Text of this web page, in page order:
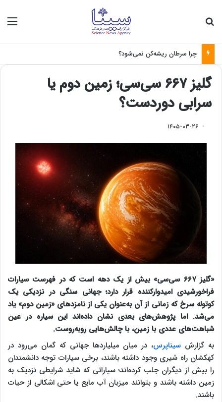
چرا سرطان ریشه‌کن نمی‌شود؟
گلیز ۶۶۷ سی‌سی؛ زمین دوم یا
سرابی دوردست؟
۱۴۰۵-۰۳-۲۶
«گلیز ۶۶۷ سی‌سی» بیش از یک دهه است که در فهرست سیارات
فراخورشیدی امیدوارکننده قرار دارد؛ جهانی سنگی در نزدیکی یک
کوتوله سرخ که زمانی از آن به‌عنوان یکی از نامزدهای «زمین دوم» یاد
می‌شد. اما پژوهش‌های بعدی نشان داده‌اند این سیاره در عین
شباهت‌های عددی با زمین، با چالش‌هایی روبه‌روست.
به گزارش سیناپرس، در میان میلیارد‌ها جهانی که گمان می‌رود در
کهکشان راه شیری وجود داشته باشند، برخی سیارات توجه دانشمندان
را بیش از دیگران جلب کرده‌اند؛ سیاراتی که شاید شرایطی نزدیک به
زمین داشته باشند و بتوانند میزبان آب مایع یا حتی اشکالی از حیات
باشند.